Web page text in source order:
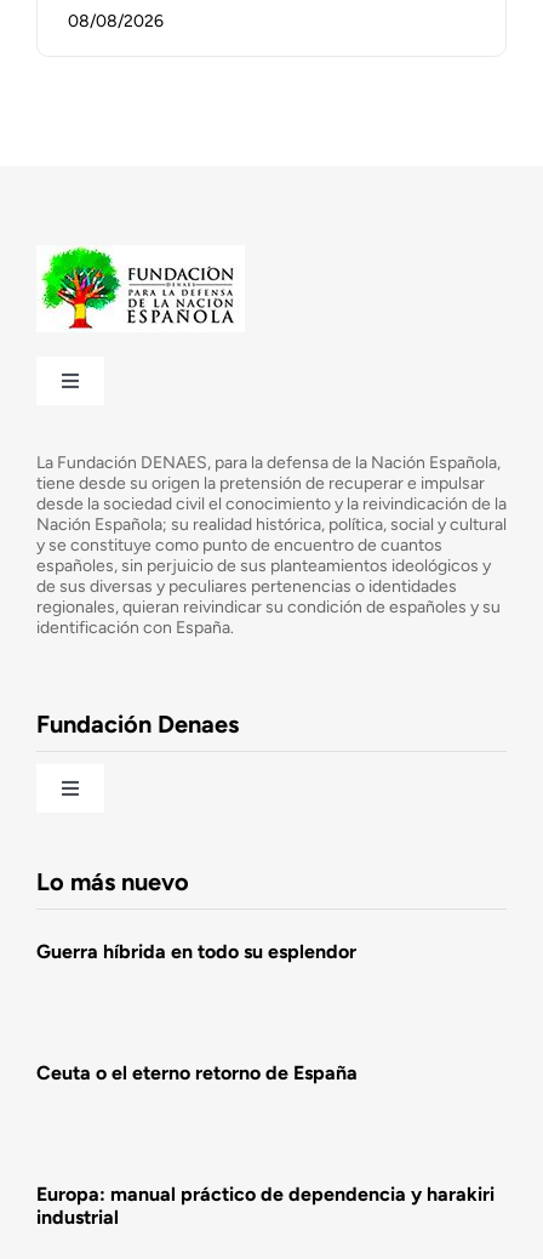
08/08/2026
Toggle
¿Cuáles son nuestros objetivos?
Consejo Asesor
La Fundación DENAES, para la defensa de la Nación Española,
tiene desde su origen la pretensión de recuperar e impulsar
desde la sociedad civil el conocimiento y la reivindicación de la
Nación Española; su realidad histórica, política, social y cultural
y se constituye como punto de encuentro de cuantos
españoles, sin perjuicio de sus planteamientos ideológicos y
de sus diversas y peculiares pertenencias o identidades
regionales, quieran reivindicar su condición de españoles y su
identificación con España.
Fundación Denaes
Toggle
Lo más nuevo
Guerra híbrida en todo su esplendor
Ceuta o el eterno retorno de España
Europa: manual práctico de dependencia y harakiri
industrial